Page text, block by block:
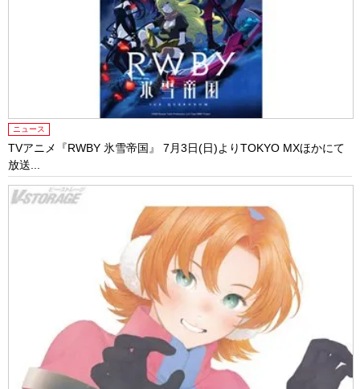
ニュース
TVアニメ『RWBY 氷雪帝国』 7月3日(日)よりTOKYO MXほかにて
放送...